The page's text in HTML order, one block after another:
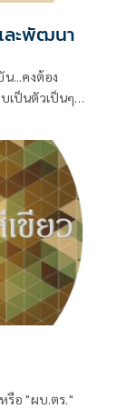
ละพัฒนา
...คงต้อง
เป็นตัวเป็นๆ
รือ "ผบ.ตร."